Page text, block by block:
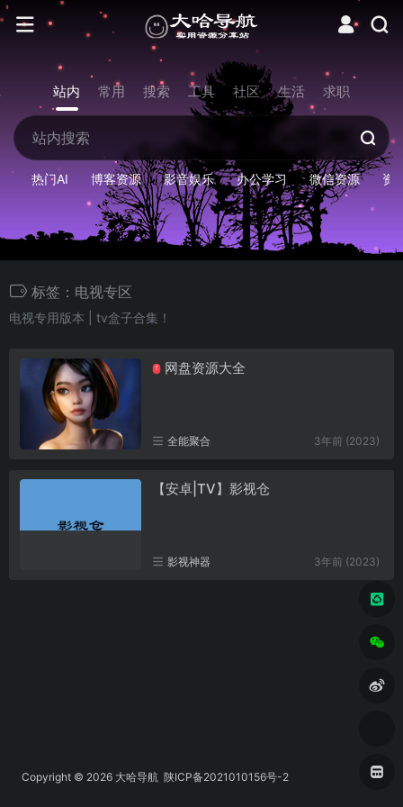
站内 常用 搜索 工具 社区 生活 求职
热门AI 博客资源 影音娱乐 办公学习 微信资源 资
标签：电视专区
电视专用版本 | tv盒子合集！
T 网盘资源大全
全能聚合 3年前 (2023)
【安卓|TV】影视仓
影视神器 3年前 (2023)
Copyright © 2026 大哈导航 陕ICP备2021010156号-2